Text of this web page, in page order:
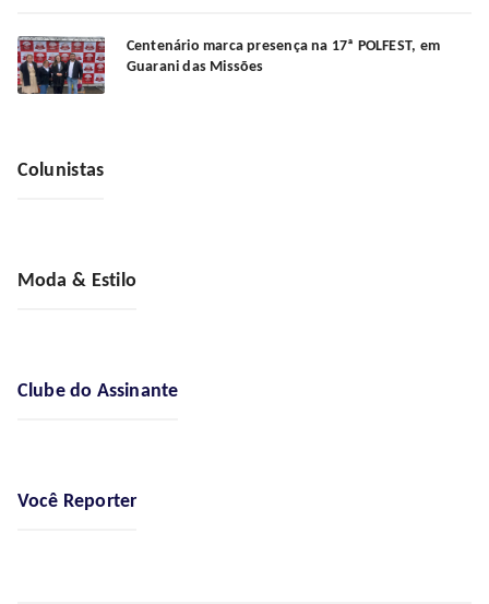
Centenário marca presença na 17ª POLFEST, em
Guarani das Missões
Colunistas
Moda & Estilo
Clube do Assinante
Você Reporter